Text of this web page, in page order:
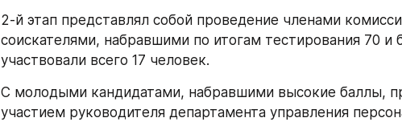
2-й этап представлял собой проведение членами
соискателями, набравшими по итогам тестирования 70 и
участвовали всего 17 человек.
С молодыми кандидатами, набравшими высокие баллы,
участием руководителя департамента управления